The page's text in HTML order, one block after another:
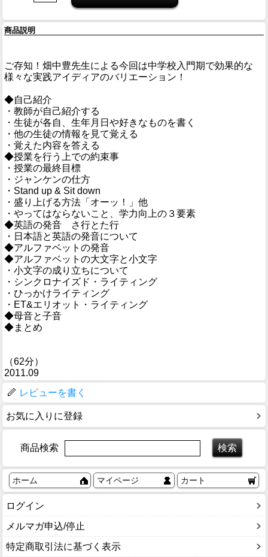
商品説明
ご存知！畑中豊先生による今回は中学校入門期で効果的な
様々な実践アイディアのバリエーション！
◆自己紹介
・教師が自己紹介する
・生徒が各自、生年月日や好きなものを書く
・他の生徒の情報を見て覚える
・覚えた内容を答える
◆授業を行う上での約束事
・授業の最終目標
・ジャンケンの仕方
・Stand up & Sit down
・盛り上げる方法「オーッ！」他
・やってはならないこと、学力向上の３要素
◆英語の発音 さ行とた行
・日本語と英語の発音について
◆アルファベットの発音
◆アルファベットの大文字と小文字
・小文字の成り立ちについて
・シンクロナイズド・ライティング
・ひっかけライティング
・ET&エリオット・ライティング
◆母音と子音
◆まとめ
（62分）
2011.09
レビューを書く
お気に入りに登録
商品検索
ホーム マイページ カート
ログイン
メルマガ申込/停止
特定商取引法に基づく表示